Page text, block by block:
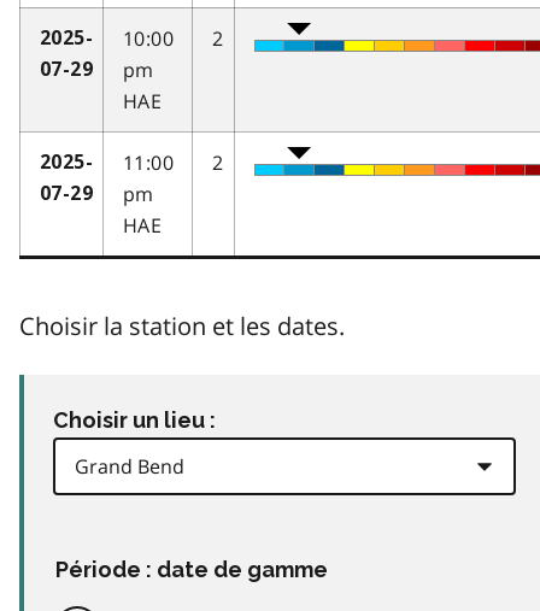
2025-
07-29
10:00
pm
HAE
2
2025-
07-29
11:00
pm
HAE
2
Choisir la station et les dates.
Choisir un lieu :
Période : date de gamme